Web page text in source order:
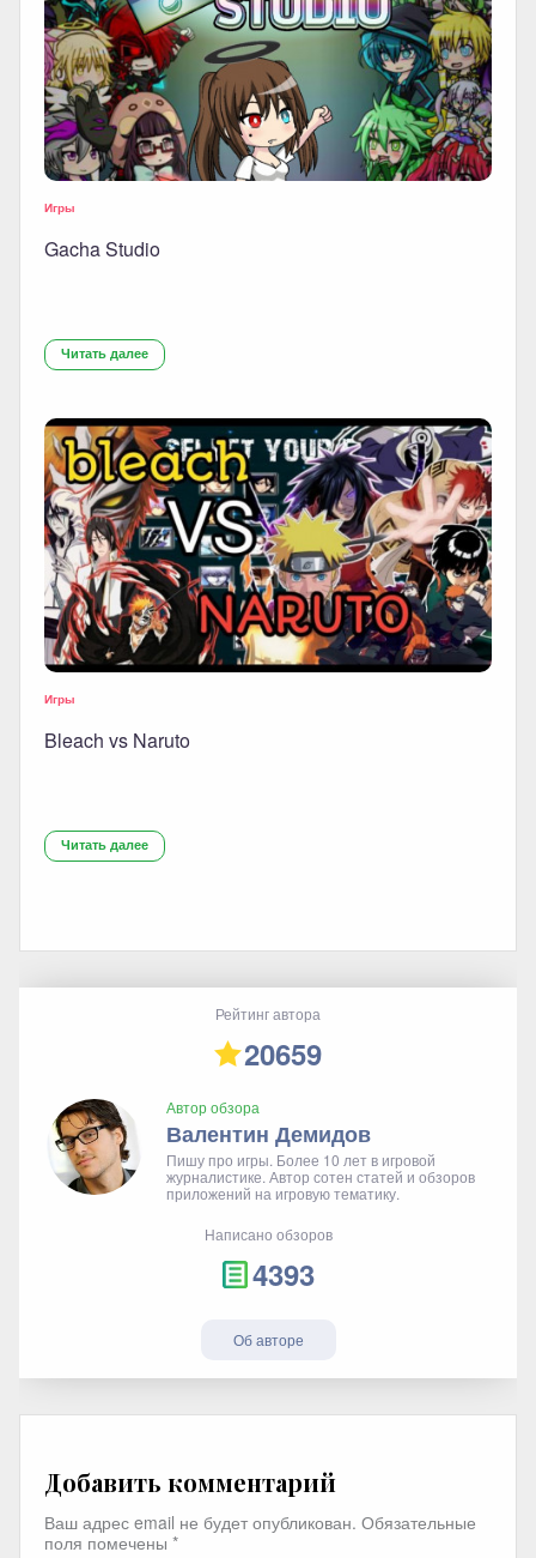
Игры
Gacha Studio
Читать далее
Игры
Bleach vs Naruto
Читать далее
Рейтинг автора
20659
Автор обзора
Валентин Демидов
Пишу про игры. Более 10 лет в игровой
журналистике. Автор сотен статей и обзоров
приложений на игровую тематику.
Написано обзоров
4393
Об авторе
Добавить комментарий
Ваш адрес email не будет опубликован. Обязательные
поля помечены *